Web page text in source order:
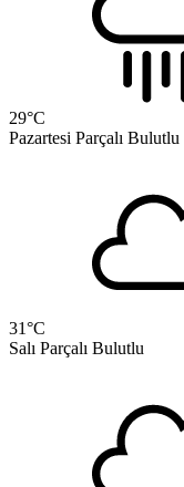
29°C
Pazartesi Parçalı Bulutlu
31°C
Salı Parçalı Bulutlu